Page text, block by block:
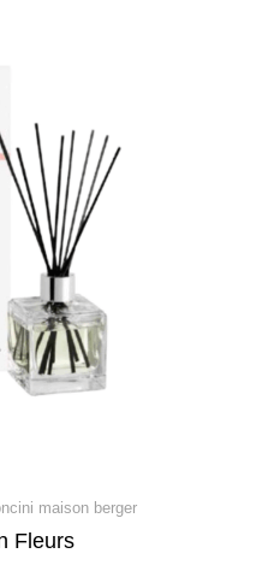
maison berger
Fleurs